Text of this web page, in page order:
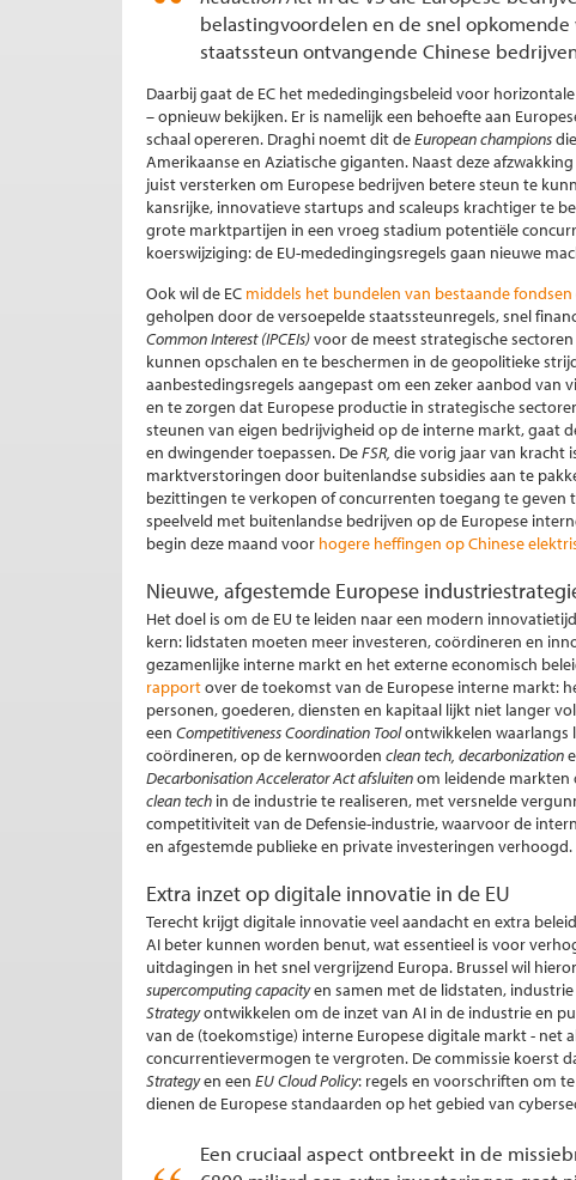
belastingvoordelen en de snel
staatssteun ontvangende Chinese
Daarbij gaat de EC het mededingingsbeleid voor
– opnieuw bekijken. Er is namelijk een behoefte aan
schaal opereren. Draghi noemt dit deEuropean champions
Amerikaanse en Aziatische giganten. Naast deze
juist versterken om Europese bedrijven betere steun te
kansrijke, innovatieve startups and scaleups krachtiger te
grote marktpartijen in een vroeg stadium potentiële
koerswijziging: de EU-mededingingsregels gaan nieuwe
Ook wil de EC middels het bundelen van bestaande fondsen
geholpen door de versoepelde staatssteunregels, snel
Common Interest (IPCEIs)voor de meest strategische
kunnen opschalen en te beschermen in de geopolitieke
aanbestedingsregels aangepast om een zeker aanbod
en te zorgen dat Europese productie in strategische
steunen van eigen bedrijvigheid op de interne markt, gaat
en dwingender toepassen. DeFSR, die vorig jaar van kracht
marktverstoringen door buitenlandse subsidies aan te
bezittingen te verkopen of concurrenten toegang te
speelveld met buitenlandse bedrijven op de Europese
begin deze maand voor hogere heffingen op Chinese
Nieuwe, afgestemde Europese
Het doel is om de EU te leiden naar een modern
kern: lidstaten moeten meer investeren, coördineren en
gezamenlijke interne markt en het externe economisch
rapportover de toekomst van de Europese interne markt:
personen, goederen, diensten en kapitaal lijkt niet langer
een Competitiveness Coordination Toolontwikkelen waarlangs
coördineren, op de kernwoorden clean tech, decarbonization
Decarbonisation Accelerator Act afsluitenom leidende markten
clean tech in de industrie te realiseren, met versnelde
competitiviteit van de Defensie-industrie, waarvoor de
en afgestemde publieke en private investeringen verhoogd.
Extra inzet op digitale innovatie in de EU
Terecht krijgt digitale innovatie veel aandacht en extra
AI beter kunnen worden benut, wat essentieel is voor
uitdagingen in het snel vergrijzend Europa. Brussel wil
supercomputing capacityen samen met de lidstaten,
Strategyontwikkelen om de inzet van AI in de industrie en
van de (toekomstige) interne Europese digitale markt - net
concurrentievermogen te vergroten. De commissie koerst
Strategyen een EU Cloud Policy: regels en voorschriften om
dienen de Europese standaarden op het gebied van
Een cruciaal aspect ontbreekt in de